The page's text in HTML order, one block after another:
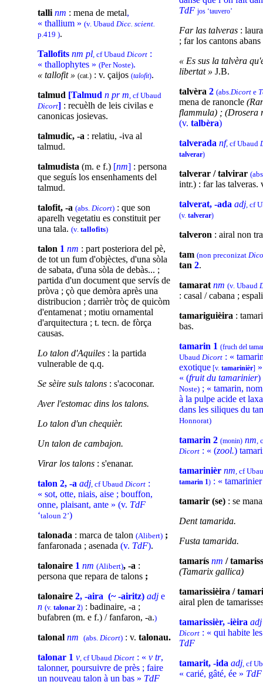
talli nm : mena de metal,
« thallium » (v. Ubaud Dicc. scient.
p.419 ).
Tallofits nm pl, cf Ubaud Dicort :
« thallophytes » (Per Noste).
« tallofit » (cat.) : v. çaijos (talofit).
talmud [Talmud n pr m, cf Ubaud
Dicort] : recuèlh de leis civilas e
canonicas josievas.
talmudic, -a : relatiu, -iva al
talmud.
talmudista (m. e f.) [nm] : persona
que seguís los ensenhaments del
talmud.
talofit, -a (abs. Dicort) : que son
aparelh vegetatiu es constituit per
una tala. (v. tallofits)
talon 1 nm : part posteriora del pè,
de tot un fum d'objèctes, d'una sòla
de sabata, d'una sòla de debàs... ;
partida d'un document que servís de
pròva ; çò que demòra après una
distribucion ; darrièr tròç de quicòm
d'entamenat ; motiu ornamental
d'arquitectura ; t. tecn. de fòrça
causas.
Lo talon d'Aquiles : la partida
vulnerable de q.q.
Se sèire suls talons : s'acoconar.
Aver l'estomac dins los talons.
Lo talon d'un chequièr.
Un talon de cambajon.
Virar los talons : s'enanar.
talon 2, -a adj, cf Ubaud Dicort :
« sot, otte, niais, aise ; bouffon,
onne, plaisant, ante » (v. TdF
‘taloun 2’)
talonada : marca de talon (Alibert) ;
fanfaronada ; asenada (v. TdF).
talonaire 1 nm (Alibert), -a :
persona que repara de talons ;
talonaire 2, -aira (~ -airitz) adj e
n (v. talonar 2) : badinaire, -a ;
bufabren (m. e f.) / fanfaron, -a.)
talonal nm (abs. Dicort) : v. talonau.
talonar 1 v, cf Ubaud Dicort : « v tr,
talonner, poursuivre de près ; faire
un nouveau talon à un bas » TdF
TdF jos ‘tauvero’
Far las talveras :
; far los cantons
« Es sus la talvèra
libertat » J.B.
talvèra 2 (abs.Dicort e
mena de ranoncle
flammula) ; (Drosera
(v. talbèra)
talverada nf, cf Ubaud
talverar)
talverar / talvirar
intr.) : far las talveras.
talverat, -ada adj, cf
(v. talverar)
talveron : airal non
tam (non preconizat
tan 2.
tamarat nm (v. Ubaud
: casal / cabana ;
tamariguièira :
bas.
tamarin 1 (fruch del
Ubaud Dicort : «
exotique [v. tamarinièr]
« (fruit du tamarinier)
Noste) ; « tamarin,
à la pulpe acide et
dans les siliques du
Honnorat)
tamarin 2 (monin) nm,
Dicort : « (zool.)
tamarinièr nm, cf
tamarin 1) : «
tamarir (se) : se
Dent tamarida.
Fusta tamarida.
tamarís nm /
(Tamarix gallica)
tamarissièira /
airal plen de
tamarissièr, -ièira
Dicort : « qui habite
TdF
tamarit, -ida adj, cf
« carié, gâté, ée » TdF